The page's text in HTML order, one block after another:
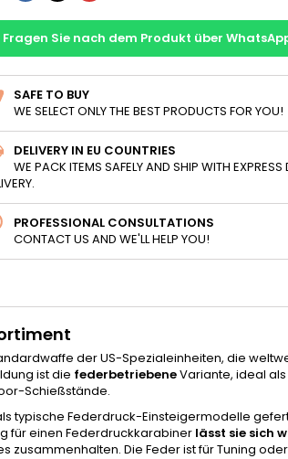
Fragen Sie nach dem Produkt über
SAFE TO BUY
WE SELECT ONLY THE BEST PRODUCTS FOR YOU!
DELIVERY IN EU COUNTRIES
WE PACK ITEMS SAFELY AND SHIP WITH EXPRESS
PROFESSIONAL CONSULTATIONS
CONTACT US AND WE'LL HELP YOU!
der US-Spezialeinheiten, die
ist die federbetriebeneVariante, ideal als
Schießstände.
typische Federdruck-Einsteigermodelle
für einen Federdruckkarabiner lässt sie sich
zusammenhalten. Die Feder ist für Tuning oder